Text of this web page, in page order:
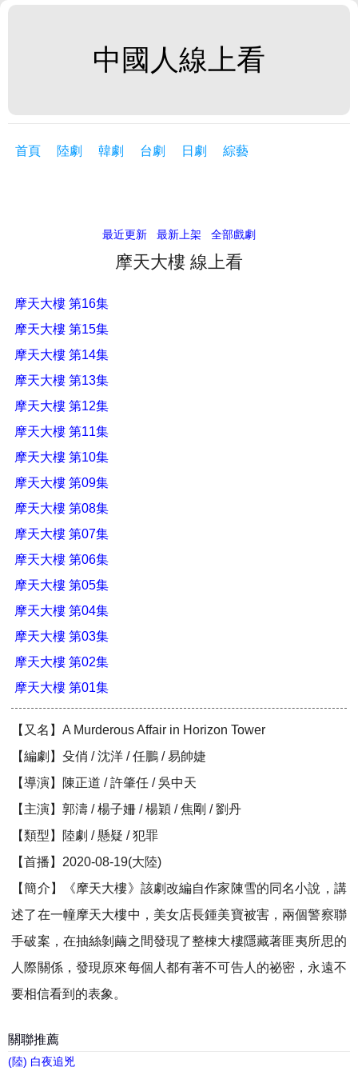
中國人線上看
首頁 陸劇 韓劇 台劇 日劇 綜藝
最近更新 最新上架 全部戲劇
摩天大樓 線上看
摩天大樓 第16集
摩天大樓 第15集
摩天大樓 第14集
摩天大樓 第13集
摩天大樓 第12集
摩天大樓 第11集
摩天大樓 第10集
摩天大樓 第09集
摩天大樓 第08集
摩天大樓 第07集
摩天大樓 第06集
摩天大樓 第05集
摩天大樓 第04集
摩天大樓 第03集
摩天大樓 第02集
摩天大樓 第01集
【又名】A Murderous Affair in Horizon Tower
【編劇】殳俏 / 沈洋 / 任鵬 / 易帥婕
【導演】陳正道 / 許肇任 / 吳中天
【主演】郭濤 / 楊子姍 / 楊穎 / 焦剛 / 劉丹
【類型】陸劇 / 懸疑 / 犯罪
【首播】2020-08-19(大陸)
【簡介】《摩天大樓》該劇改編自作家陳雪的同名小說，講
述了在一幢摩天大樓中，美女店長鍾美寶被害，兩個警察聯
手破案，在抽絲剝繭之間發現了整棟大樓隱藏著匪夷所思的
人際關係，發現原來每個人都有著不可告人的祕密，永遠不
要相信看到的表象。
關聯推薦
(陸) 白夜追兇